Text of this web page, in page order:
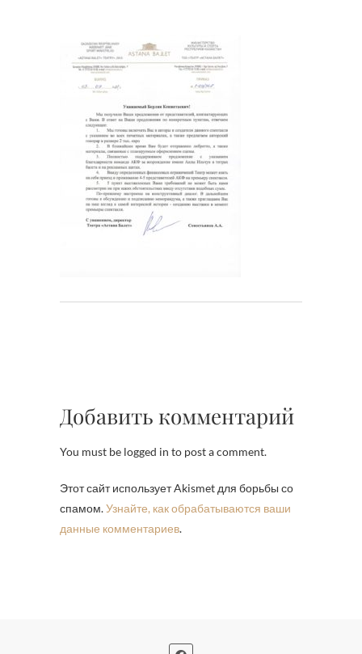
Добавить комментарий
You must be logged in to post a comment.
Этот сайт использует Akismet для борьбы со
спамом.Узнайте, как обрабатываются ваши
данные комментариев.